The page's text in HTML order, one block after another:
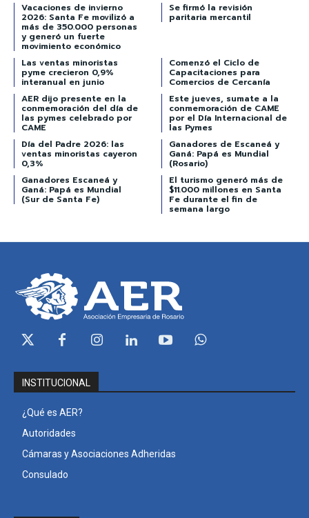
Vacaciones de invierno
2026: Santa Fe movilizó a
más de 350.000 personas
y generó un fuerte
movimiento económico
Se firmó la revisión
paritaria mercantil
Las ventas minoristas
pyme crecieron 0,9%
interanual en junio
Comenzó el Ciclo de
Capacitaciones para
Comercios de Cercanía
AER dijo presente en la
conmemoración del día de
las pymes celebrado por
CAME
Este jueves, sumate a la
conmemoración de CAME
por el Día Internacional de
las Pymes
Día del Padre 2026: las
ventas minoristas cayeron
0,3%
Ganadores de Escaneá y
Ganá: Papá es Mundial
(Rosario)
Ganadores Escaneá y
Ganá: Papá es Mundial
(Sur de Santa Fe)
El turismo generó más de
$11.000 millones en Santa
Fe durante el fin de
semana largo
INSTITUCIONAL
¿Qué es AER?
Autoridades
Cámaras y Asociaciones Adheridas
Consulado